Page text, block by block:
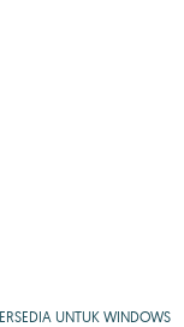
UNTUK WINDOWS